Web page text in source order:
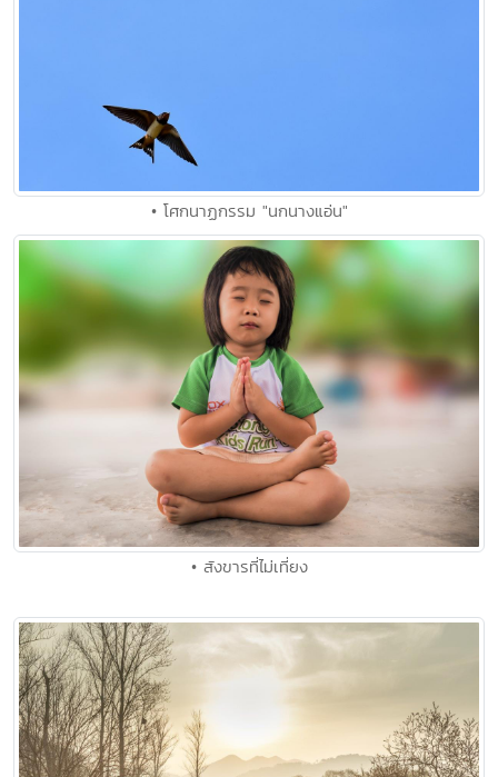
• โศกนาฏกรรม "นกนางแอ่น"
• สังขารที่ไม่เที่ยง